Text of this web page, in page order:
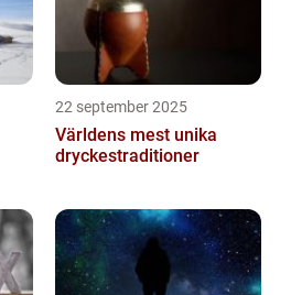
22 september 2025
Världens mest unika
dryckestraditioner